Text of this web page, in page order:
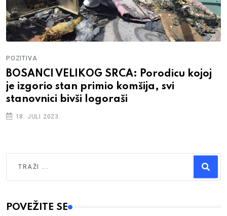
POZITIVA
BOSANCI VELIKOG SRCA: Porodicu kojoj
je izgorio stan primio komšija, svi
stanovnici bivši logoraši
18. JULI 2023.
Type 2 or more characters for results.
POVEŽITE SE